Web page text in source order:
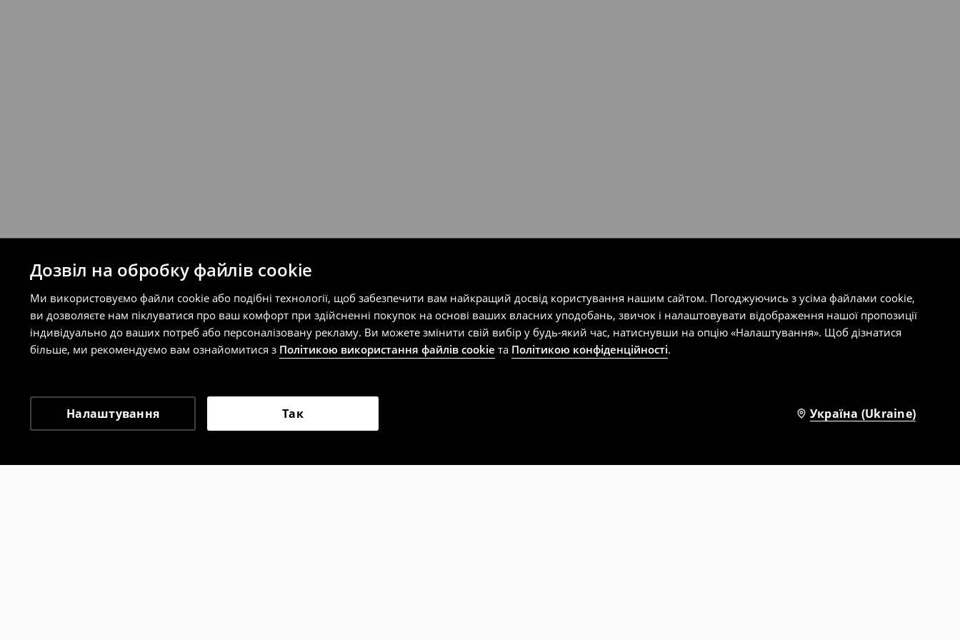
Дозвіл на обробку файлів cookie
Ми використовуємо файли cookie або подібні технології, щоб забезпечити вам найкращий досвід користування нашим сайтом. Погоджуючись з усіма файлами cookie,
ви дозволяєте нам піклуватися про ваш комфорт при здійсненні покупок на основі ваших власних уподобань, звичок і налаштовувати відображення нашої пропозиції
індивідуально до ваших потреб або персоналізовану рекламу. Ви можете змінити свій вибір у будь-який час, натиснувши на опцію «Налаштування». Щоб дізнатися
більше, ми рекомендуємо вам ознайомитися з Політикою використання файлів cookie та Політикою конфіденційності.
Налаштування Так Україна (Ukraine)